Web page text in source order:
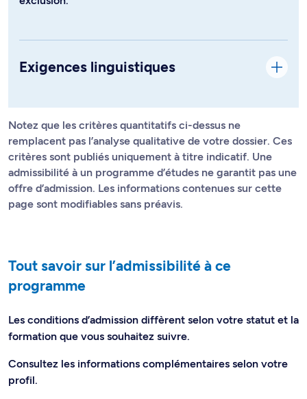
Exigences linguistiques
Notez que les critères quantitatifs ci-dessus ne
remplacent pas l’analyse qualitative de votre dossier. Ces
critères sont publiés uniquement à titre indicatif. Une
admissibilité à un programme d’études ne garantit pas une
offre d’admission. Les informations contenues sur cette
page sont modifiables sans préavis.
Tout savoir sur l’admissibilité à ce
programme
Les conditions d’admission diffèrent selon votre statut et la
formation que vous souhaitez suivre.
Consultez les informations complémentaires selon votre
profil.